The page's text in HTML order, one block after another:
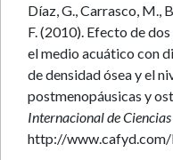
Díaz, G., Carrasco, M.,
F. (2010). Efecto de
el medio acuático con
de densidad ósea y el
postmenopáusicas y
Internacional de
http://